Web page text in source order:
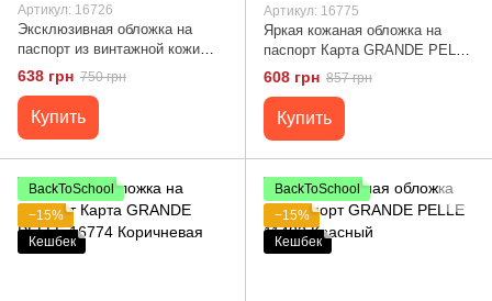
Артикул: 16726
Эксклюзивная обложка на
паспорт из винтажной кожи
Сердце GRANDE PELLE 16726
Светло-коричневая
638 грн 750 грн
Купить
Артикул: 16775
Яркая кожаная обложка на
паспорт Карта GRANDE PELLE
16775 Красная
608 грн 857 грн
Купить
BackToSchool
−15%
Кешбек
BackToSchool
−15%
Кешбек